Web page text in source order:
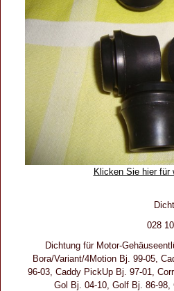
Klicken Sie hier für
028
Dichtung für Motor-
Bora/Variant/4Motion Bj. 99-05,
96-03, Caddy PickUp Bj. 97-01,
Gol Bj. 04-10, Golf Bj. 86-